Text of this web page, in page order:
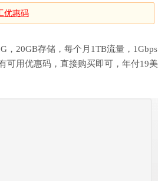
优惠码
，20GB存储，每个月1TB流量，1Gbps
可用优惠码，直接购买即可，年付19美